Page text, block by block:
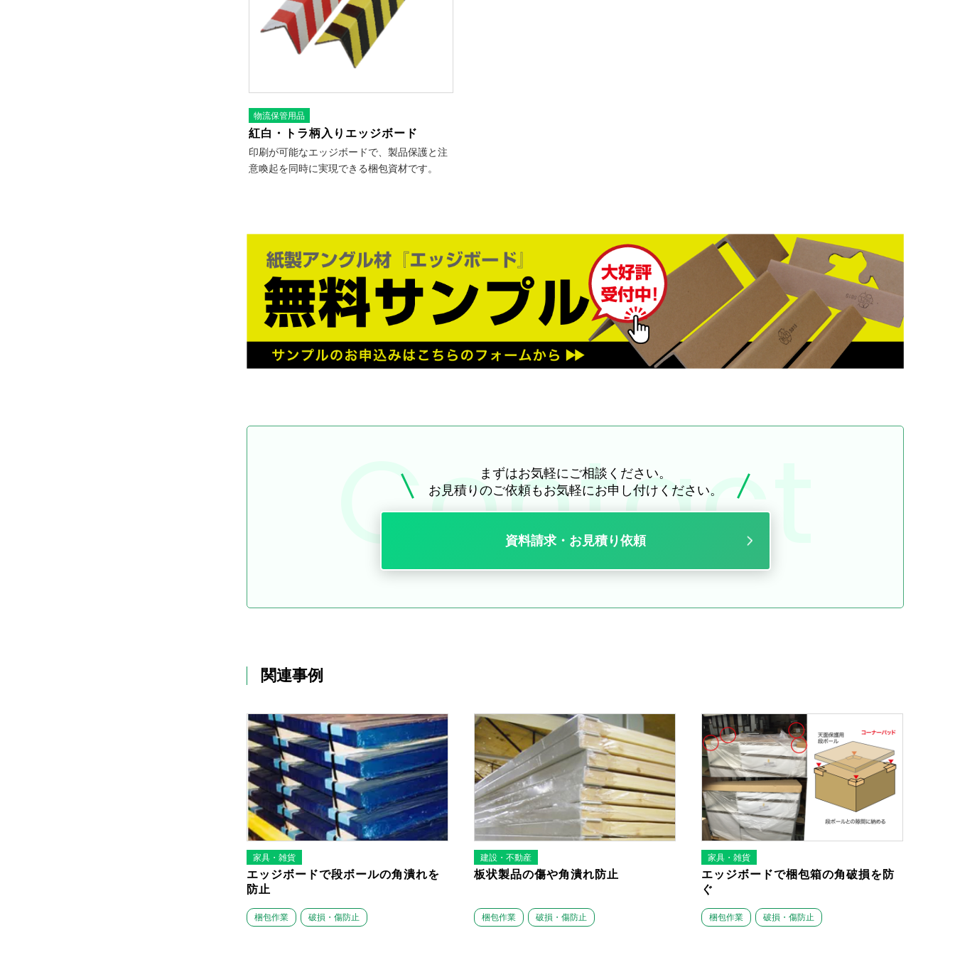
物流保管用品
紅白・トラ柄入りエッジボード
印刷が可能なエッジボードで、製品保護と注
意喚起を同時に実現できる梱包資材です。
まずはお気軽にご相談ください。
お見積りのご依頼もお気軽にお申し付けください。
資料請求・お見積り依頼
関連事例
家具・雑貨
エッジボードで段ボールの角潰れを
防止
梱包作業 破損・傷防止
建設・不動産
板状製品の傷や角潰れ防止
梱包作業 破損・傷防止
家具・雑貨
エッジボードで梱包箱の角破損を防
ぐ
梱包作業 破損・傷防止